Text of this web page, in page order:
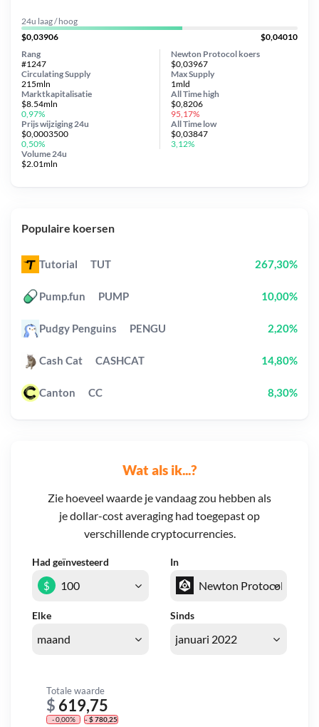
Wat als ik...?
Zie hoeveel waarde je vandaag zou hebben als
je dollar-cost averaging had toegepast op
verschillende cryptocurrencies.
Had geïnvesteerd In
Elke Sinds
$
Totale waarde
$ 619,75
- 0,00% - $ 780,25
24u laag / hoog
$0,03906
$0,04010
Newton Protocol koers
$0,03967
Circulating Supply
215mln
Prijs wijziging 24u
$0,0003500
0,50%
Max Supply
1mld
Marktkapitalisatie
$8.54mln
0,97%
Volume 24u
$2.01mln
Rang
#1247
All Timehigh
$0,8206
95,17%
All Time low
$0,03847
3,12%
Populaire koersen
Tutorial TUT 267,30%
Pump.fun PUMP 10,00%
Pudgy Penguins PENGU 2,20%
Cash Cat CASHCAT 14,80%
Canton CC 8,30%